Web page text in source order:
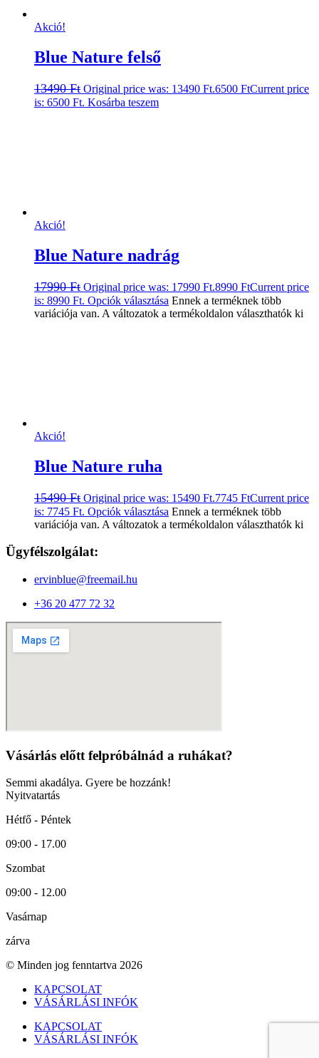
Akció!
Blue Nature felső
13490Ft Original price was: 13490 Ft.6500 FtCurrent price
is: 6500 Ft. Kosárba teszem
Akció!
Blue Nature nadrág
17990Ft Original price was: 17990 Ft.8990 FtCurrent price
is: 8990 Ft. Opciók választása Ennek a terméknek több
variációja van. A változatok a termékoldalon választhatók ki
Akció!
Blue Nature ruha
15490Ft Original price was: 15490 Ft.7745 FtCurrent price
is: 7745 Ft. Opciók választása Ennek a terméknek több
variációja van. A változatok a termékoldalon választhatók ki
Ügyfélszolgálat:
ervinblue@freemail.hu
+36 20 477 72 32
Vásárlás előtt felpróbálnád a ruhákat?
Semmi akadálya. Gyere be hozzánk!
Nyitvatartás
Hétfő - Péntek
09:00 - 17.00
Szombat
09:00 - 12.00
Vasárnap
zárva
© Minden jog fenntartva 2026
KAPCSOLAT
VÁSÁRLÁSI INFÓK
KAPCSOLAT
VÁSÁRLÁSI INFÓK